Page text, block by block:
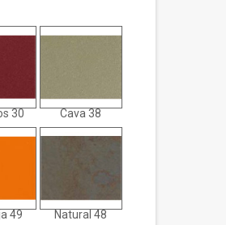
30 Cava 38
49 Natural 48